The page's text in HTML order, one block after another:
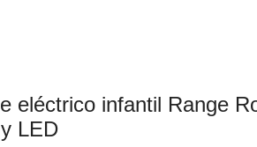
eléctrico infantil Range
LED